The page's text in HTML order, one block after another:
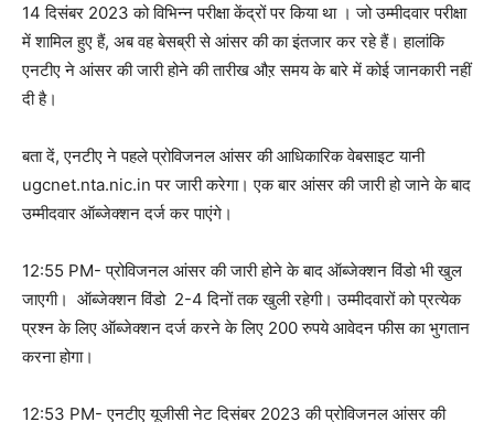
14 दिसंबर 2023 को विभिन्न परीक्षा केंद्रों पर किया था । जो उम्मीदवार परीक्षा
में शामिल हुए हैं, अब वह बेसब्री से आंसर की का इंतजार कर रहे हैं। हालांकि
एनटीए ने आंसर की जारी होने की तारीख औऱ समय के बारे में कोई जानकारी नहीं
दी है।
बता दें, एनटीए ने पहले प्रोविजनल आंसर की आधिकारिक वेबसाइट यानी
ugcnet.nta.nic.in पर जारी करेगा। एक बार आंसर की जारी हो जाने के बाद
उम्मीदवार ऑब्जेक्शन दर्ज कर पाएंगे।
12:55 PM- प्रोविजनल आंसर की जारी होने के बाद ऑब्जेक्शन विंडो भी खुल
जाएगी। ऑब्जेक्शन विंडो 2-4 दिनों तक खुली रहेगी। उम्मीदवारों को प्रत्येक
प्रश्न के लिए ऑब्जेक्शन दर्ज करने के लिए 200 रुपये आवेदन फीस का भुगतान
करना होगा।
12:53 PM- एनटीए यूजीसी नेट दिसंबर 2023 की प्रोविजनल आंसर की